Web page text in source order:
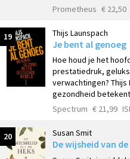
Prometheus € 22,50
19 Thijs Launspach
Je bent al genoeg
Hoe houd je het
prestatiedruk,
verwachtingen?
gezondheid
Spectrum € 21,99
20 Susan Smit
De wijsheid van